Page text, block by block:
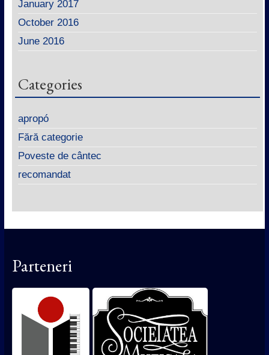
January 2017
October 2016
June 2016
Categories
apropó
Fără categorie
Poveste de cântec
recomandat
Parteneri